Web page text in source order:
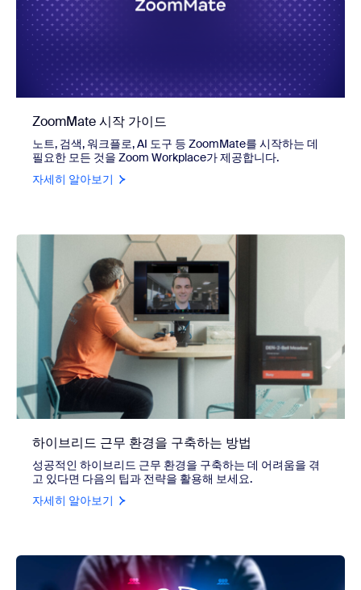
ZoomMate 시작 가이드
노트, 검색, 워크플로, AI 도구 등 ZoomMate를 시작하는 데
필요한 모든 것을 Zoom Workplace가 제공합니다.
자세히 알아보기
하이브리드 근무 환경을 구축하는 방법
성공적인 하이브리드 근무 환경을 구축하는 데 어려움을 겪
고 있다면 다음의 팁과 전략을 활용해 보세요.
자세히 알아보기